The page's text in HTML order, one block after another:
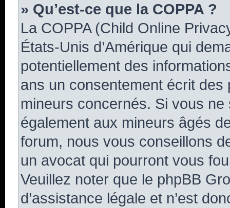
» Qu’est-ce que la COPPA ?
La COPPA (Child Online
États-Unis d’Amérique qui
potentiellement des
ans un consentement écrit
mineurs concernés. Si vous ne
également aux mineurs âgés
forum, nous vous conseillons
un avocat qui pourront vous
Veuillez noter que le phpBB
d’assistance légale et n’est